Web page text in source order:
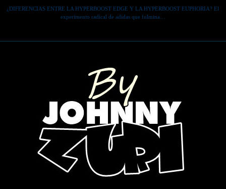
¿DIFERENCIAS ENTRE LA HYPERBOOST EDGE Y LA HYPERBOOST EUPHORIA? El
experimento radical de adidas que fulmina…